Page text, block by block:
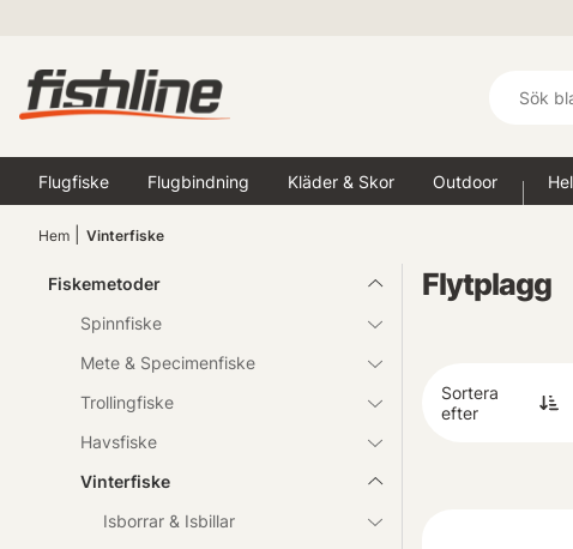
Flugfiske Flugbindning Kläder & Skor Outdoor
Hem Vinterfiske
Fiskemetoder
Spinnfiske
Mete & Specimenfiske
Trollingfiske
Havsfiske
Vinterfiske
Isborrar & Isbillar
Flytplagg
Sortera
efter